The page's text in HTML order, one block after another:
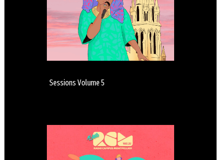
Sessions Volume 5